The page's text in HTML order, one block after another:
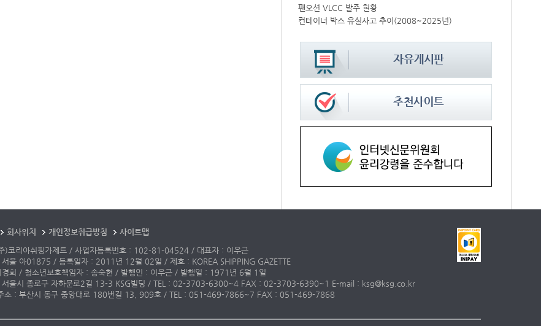
팬오션 VLCC 발주 현황
컨테이너 박스 유실사고 추이(2008~2025년)
회사위치 개인정보취급방침
사이트맵
)코리아쉬핑가제트 / 사업자등록번호 : 102-81-04524 / 대표자 : 이우근
서울 아01875 / 등록일자 : 2011년 12월 02일 / 제호 : KOREA SHIPPING GAZETTE
경희 / 청소년보호책임자 : 송숙현 / 발행인 : 이우근 / 발행일 : 1971년 6월 1일
서울시 종로구 자하문로2길 13-3 KSG빌딩 / TEL : 02-3703-6300~4 FAX : 02-3703-6390~1 E-mail : ksg@ksg.co.kr
소 : 부산시 동구 중앙대로 180번길 13, 909호 / TEL : 051-469-7866~7 FAX : 051-469-7868